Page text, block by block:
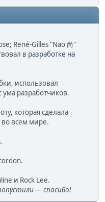
René-Gilles "Nao 尚"
в разработке на
использовал
ума разработчиков.
которая сделала
всем мире.
и Rock Lee.
— спасибо!